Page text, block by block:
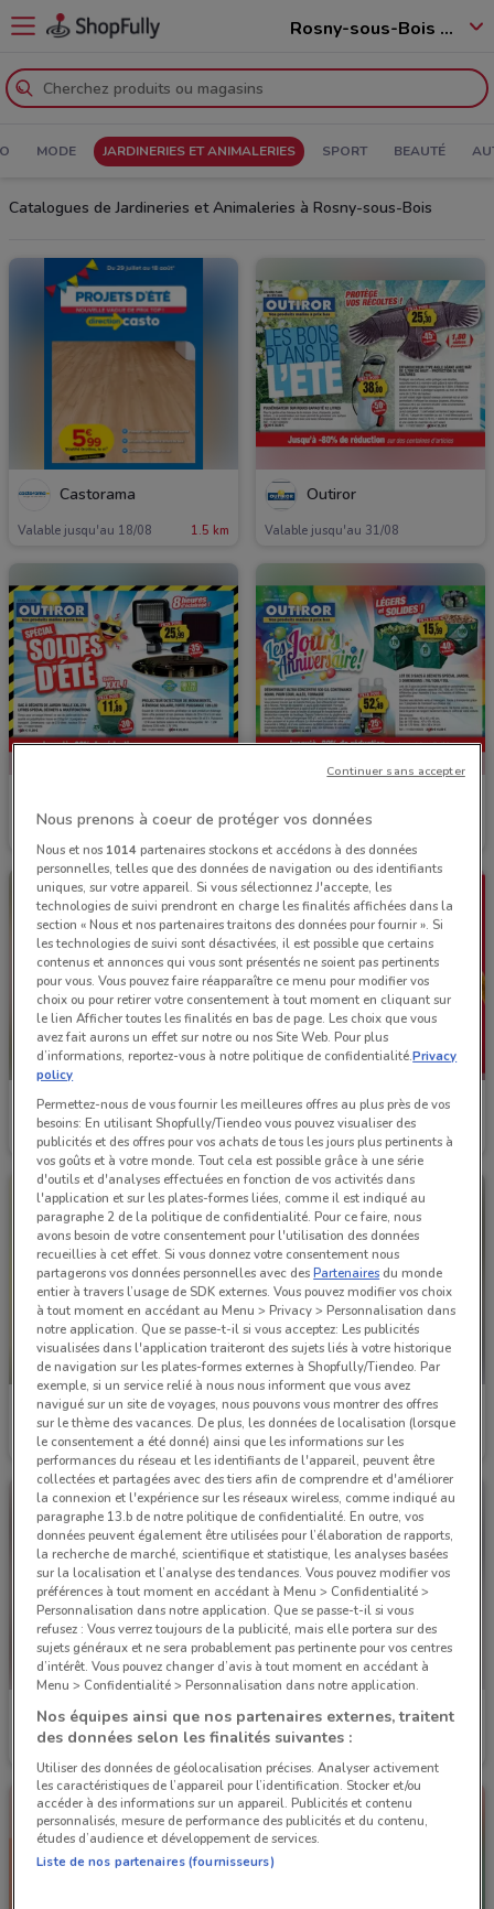
Rosny-sous-Bois - 93110
MODE JARDINERIES ET ANIMALERIES SPORT BEAUTÉ
Catalogues de Jardineries et Animaleries à Rosny-sous-Bois
Castorama
Valable jusqu'au 18/08 1.5 km
Outiror
Valable jusqu'au 31/08
Truffaut
Valable jusqu'au 31/12 1.4 km
NOUVEAU
Animalis
Valable jusqu'au 31/08 3.5 km
-1 JOUR
Jardiland
Valable jusqu'à demain 4.6 km
Jardiland
Valable jusqu'au 31/08
Irrijardin Irrijardin
Nous prenons à coeur de protéger vos données
Nous et nos 1014partenaires stockons et accédons à des données
personnelles, telles que des données de navigation ou des identifiants
uniques, sur votre appareil. Si vous sélectionnez J'accepte, les
technologies de suivi prendront en charge les finalités affichées dans la
section « Nous et nos partenaires traitons des données pour fournir ». Si
les technologies de suivi sont désactivées, il est possible que certains
contenus et annonces qui vous sont présentés ne soient pas pertinents
pour vous. Vous pouvez faire réapparaître ce menu pour modifier vos
choix ou pour retirer votre consentement à tout moment en cliquant sur
le lien Afficher toutes les finalités en bas de page. Les choix que vous
avez fait aurons un effet sur notre ou nos Site Web. Pour plus
d’informations, reportez-vous à notre politique de confidentialité.Privacy
policy
Permettez-nous de vous fournir les meilleures offres au plus près de vos
besoins: En utilisant Shopfully/Tiendeo vous pouvez visualiser des
publicités et des offres pour vos achats de tous les jours plus pertinents à
vos goûts et à votre monde. Tout cela est possible grâce à une série
d'outils et d'analyses effectuées en fonction de vos activités dans
l'application et sur les plates-formes liées, comme il est indiqué au
paragraphe 2 de la politique de confidentialité. Pour ce faire, nous
avons besoin de votre consentement pour l'utilisation des données
recueillies à cet effet. Si vous donnez votre consentement nous
partagerons vos données personnelles avec desPartenaires du monde
entier à travers l’usage de SDK externes. Vous pouvez modifier vos choix
à tout moment en accédant au Menu > Privacy > Personnalisation dans
notre application. Que se passe-t-il si vous acceptez: Les publicités
visualisées dans l'application traiteront des sujets liés à votre historique
de navigation sur les plates-formes externes à Shopfully/Tiendeo. Par
exemple, si un service relié à nous nous informent que vous avez
navigué sur un site de voyages, nous pouvons vous montrer des offres
sur le thème des vacances. De plus, les données de localisation (lorsque
le consentement a été donné) ainsi que les informations sur les
performances du réseau et les identifiants de l'appareil, peuvent être
collectées et partagées avec des tiers afin de comprendre et d'améliorer
la connexion et l'expérience sur les réseaux wireless, comme indiqué au
paragraphe 13.b de notre politique de confidentialité. En outre, vos
données peuvent également être utilisées pour l’élaboration de rapports,
la recherche de marché, scientifique et statistique, les analyses basées
sur la localisation et l’analyse des tendances. Vous pouvez modifier vos
préférences à tout moment en accédant à Menu > Confidentialité >
Personnalisation dans notre application. Que se passe-t-il si vous
refusez : Vous verrez toujours de la publicité, mais elle portera sur des
sujets généraux et ne sera probablement pas pertinente pour vos centres
d’intérêt. Vous pouvez changer d’avis à tout moment en accédant à
Menu > Confidentialité > Personnalisation dans notre application.
Nos équipes ainsi que nos partenaires externes, traitent
des données selon les finalités suivantes :
Utiliser des données de géolocalisation précises. Analyser activement
les caractéristiques de l’appareil pour l’identification. Stocker et/ou
accéder à des informations sur un appareil. Publicités et contenu
personnalisés, mesure de performance des publicités et du contenu,
études d’audience et développement de services.
Liste de nos partenaires (fournisseurs)
Continuer sans accepter